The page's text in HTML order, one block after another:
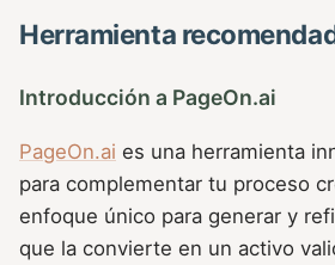
Herramienta
Introducción a PageOn.ai
PageOn.ai es una herramienta
para complementar tu proceso
enfoque único para generar y
que la convierte en un activo